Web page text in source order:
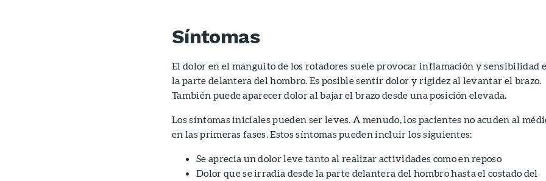
Síntomas
El dolor en el manguito de los rotadores suele provocar inflamación y sensibilidad
la parte delantera del hombro. Es posible sentir dolor y rigidez al levantar el brazo.
También puede aparecer dolor al bajar el brazo desde una posición elevada.
Los síntomas iniciales pueden ser leves. A menudo, los pacientes no acuden al
en las primeras fases. Estos síntomas pueden incluir los siguientes:
Se aprecia un dolor leve tanto al realizar actividades como en reposo
Dolor que se irradia desde la parte delantera del hombro hasta el costado del